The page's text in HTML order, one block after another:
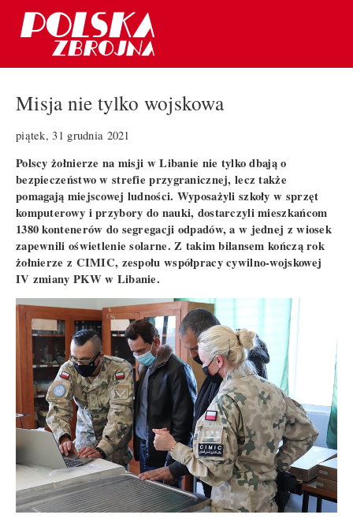
Misja nie tylko wojskowa
piątek, 31 grudnia 2021
Polscy żołnierze na misji w Libanie nie tylko dbają o
bezpieczeństwo w strefie przygranicznej, lecz także
pomagają miejscowej ludności. Wyposażyli szkoły w sprzęt
komputerowy i przybory do nauki, dostarczyli mieszkańcom
1380 kontenerów do segregacji odpadów, a w jednej z wiosek
zapewnili oświetlenie solarne. Z takim bilansem kończą rok
żołnierze z CIMIC, zespołu współpracy cywilno-wojskowej
IV zmiany PKW w Libanie.